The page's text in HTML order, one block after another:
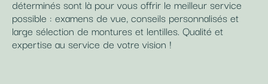
déterminés sont là pour vous offrir le meilleur service
possible : examens de vue, conseils personnalisés et
large sélection de montures et lentilles. Qualité et
expertise au service de votre vision !